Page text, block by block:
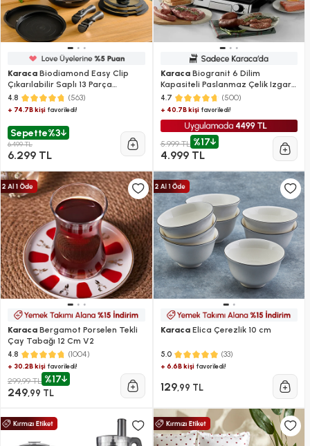
Karaca Biodiamond Easy Clip
Çıkarılabilir Saplı 13 Parça
Tencere ve Tava Seti
4.8 (563)
+ 74.7B kişi favoriledi!
Sepette%3
6.499 TL
6.299 TL
KaracaBiogranit 6 Dilim
Kapasiteli Paslanmaz Çelik Izgara
ve Tost Makinesi Inox 2000W
4.7 (500)
+ 40.7B kişifavoriledi!
5.999 TL %17
4.999 TL
Karaca Bergamot Porselen Tekli
Çay Tabağı 12 Cm V2
4.8 (1004)
+ 30.2B kişi favoriledi!
299,99 TL %17
249,99 TL
KaracaElica Çerezlik 10 cm
5.0 (33)
+ 6.6B kişifavoriledi!
129,99 TL